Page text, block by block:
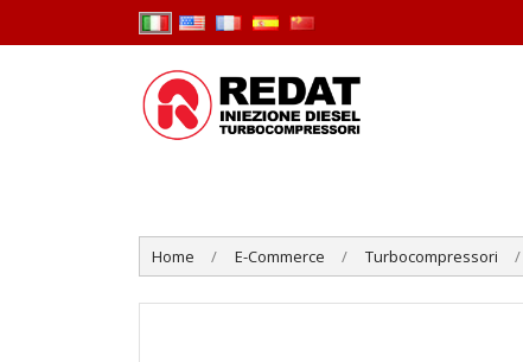
Home E-Commerce Turbocompressori